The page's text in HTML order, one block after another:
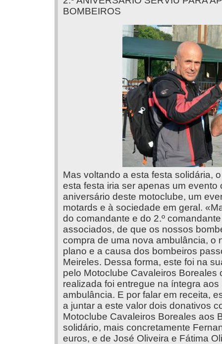
BOMBEIROS
Mas voltando a esta festa solidária,
esta festa iria ser apenas um
aniversário deste motoclube, um
motards e à sociedade em geral.
do comandante e do 2.º
associados, de que os nossos
compra de uma nova ambulância, o
plano e a causa dos bombeiros
Meireles. Dessa forma, este foi na
pelo Motoclube Cavaleiros Boreales
realizada foi entregue na íntegra
ambulância. E por falar em receita,
a juntar a este valor dois donativos
Motoclube Cavaleiros Boreales aos
solidário, mais concretamente
euros, e de José Oliveira e Fátima